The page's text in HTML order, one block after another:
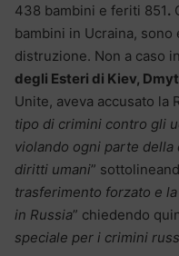
438 bambini e feriti 851.
bambini in Ucraina,
distruzione. Non a caso
degli Esteri di Kiev,
Unite, aveva accusato la
tipo di crimini contro gli
violando ogni parte
diritti umani”
trasferimento forzato e
in Russia” chiedendo
speciale per i crimini